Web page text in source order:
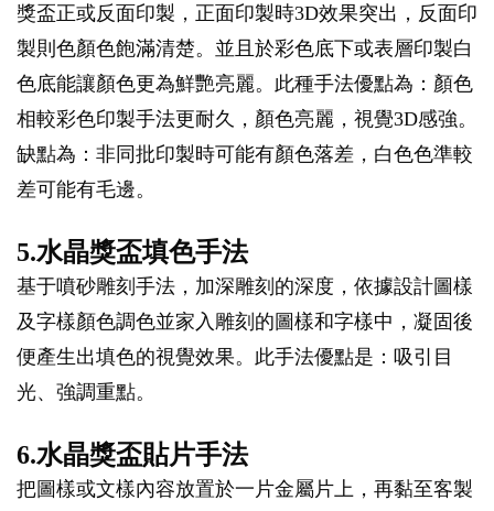
獎盃正或反面印製，正面印製時3D效果突出，反面印
製則色顏色飽滿清楚。並且於彩色底下或表層印製白
色底能讓顏色更為鮮艷亮麗。此種手法優點為：顏色
相較彩色印製手法更耐久，顏色亮麗，視覺3D感強。
缺點為：非同批印製時可能有顏色落差，白色色準較
差可能有毛邊。
5.水晶獎盃填色手法
基于噴砂雕刻手法，加深雕刻的深度，依據設計圖樣
及字樣顏色調色並家入雕刻的圖樣和字樣中，凝固後
便產生出填色的視覺效果。此手法優點是：吸引目
光、強調重點。
6.水晶獎盃貼片手法
把圖樣或文樣內容放置於一片金屬片上，再黏至客製